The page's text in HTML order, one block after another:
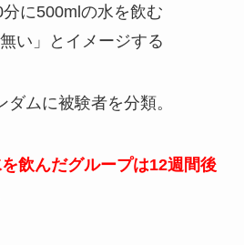
分に500mlの水を飲む
い」とイメージする
ムに被験者を分類。
飲んだグループは12週間後